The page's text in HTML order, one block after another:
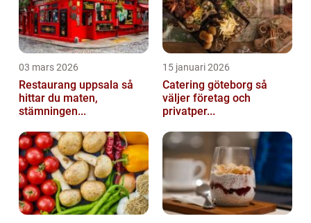
03 mars 2026
Restaurang uppsala så
hittar du maten,
stämningen...
15 januari 2026
Catering göteborg så
väljer företag och
privatper...